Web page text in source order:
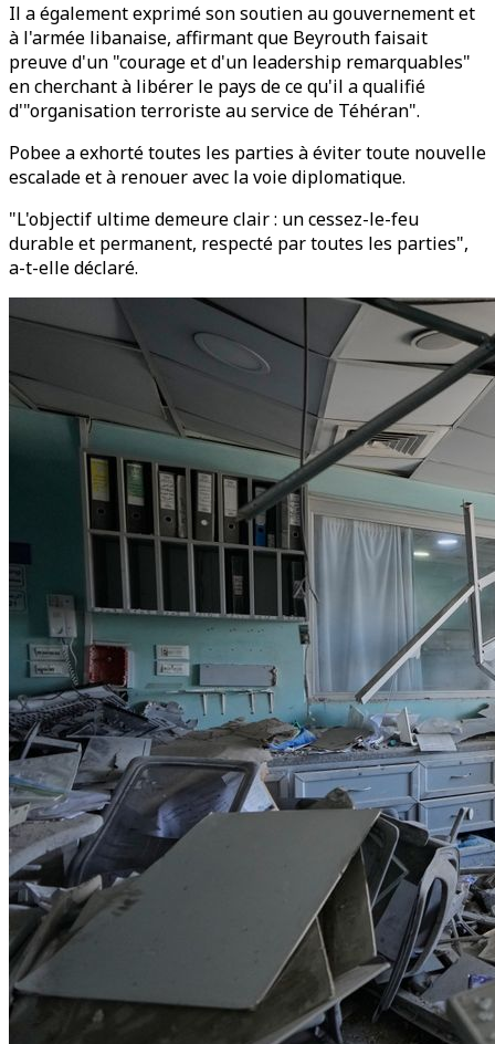
Il a également exprimé son soutien au gouvernement et
à l'armée libanaise, affirmant que Beyrouth faisait
preuve d'un "courage et d'un leadership remarquables"
en cherchant à libérer le pays de ce qu'il a qualifié
d'"organisation terroriste au service de Téhéran".
Pobee a exhorté toutes les parties à éviter toute nouvelle
escalade et à renouer avec la voie diplomatique.
"L'objectif ultime demeure clair : un cessez-le-feu
durable et permanent, respecté par toutes les parties",
a-t-elle déclaré.